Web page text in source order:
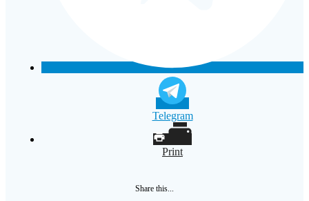
Telegram
Print
Share this...